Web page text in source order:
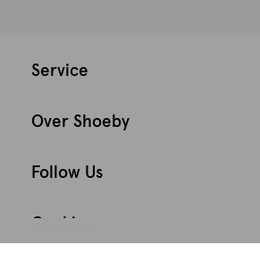
Service
Over Shoeby
Follow Us
Cookies